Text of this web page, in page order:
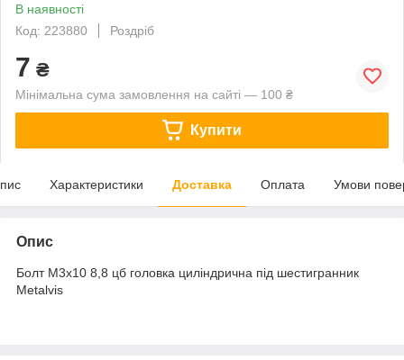
В наявності
Код: 223880
Роздріб
7 ₴
Мінімальна сума замовлення на сайті — 100 ₴
Купити
Характеристики Доставка Оплата Умови
Опис
Болт М3х10 8,8 цб головка циліндрична під шестигранник
Metalvis